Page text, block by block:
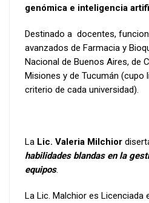
genómica e inteligencia
Destinado a docentes,
avanzados de Farmacia y
Nacional de Buenos Aires, de
Misiones y de Tucumán (cupo
criterio de cada universidad).
La Lic. Valeria Milchior
habilidades blandas en la
equipos.
La Lic. Malchior es Licenciada